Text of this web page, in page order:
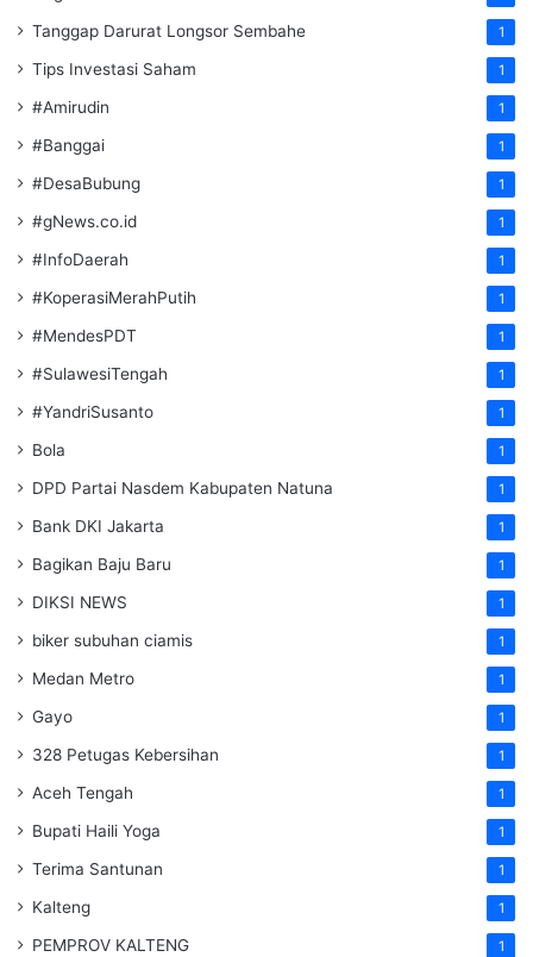
Tanggap Darurat Longsor Sembahe 1
Tips Investasi Saham 1
#Amirudin 1
#Banggai 1
#DesaBubung 1
#gNews.co.id 1
#InfoDaerah 1
#KoperasiMerahPutih 1
#MendesPDT 1
#SulawesiTengah 1
#YandriSusanto 1
Bola 1
DPD Partai Nasdem Kabupaten Natuna 1
Bank DKI Jakarta 1
Bagikan Baju Baru 1
DIKSI NEWS 1
biker subuhan ciamis 1
Medan Metro 1
Gayo 1
328 Petugas Kebersihan 1
Aceh Tengah 1
Bupati Haili Yoga 1
Terima Santunan 1
Kalteng 1
PEMPROV KALTENG 1